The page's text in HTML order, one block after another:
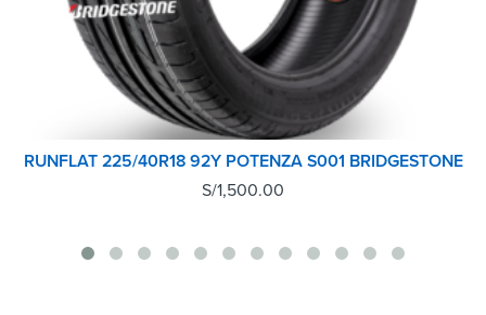
RUNFLAT 225/40R18 92Y POTENZA S001 BRIDGESTONE
S/1,500.00